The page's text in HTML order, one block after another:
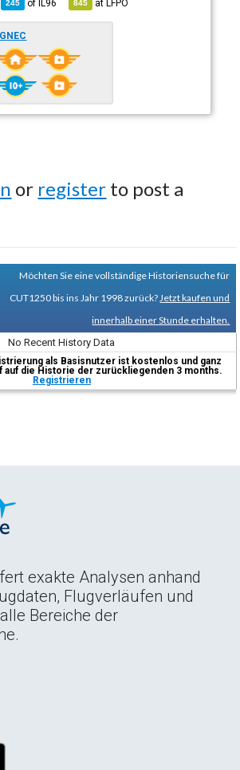
245 ofIL96 845 atLFPO
or register to post a
Möchten Sie eine vollständige Historiensuche für
CUT1250 bis ins Jahr 1998 zurück? Jetzt kaufen und
innerhalb einer Stunde erhalten.
No Recent History Data
als Basisnutzer ist kostenlos und ganz
auf die Historie der zurückliegenden 3 months.
Registrieren
exakte Analysen anhand
Flugverläufen und
Bereiche der